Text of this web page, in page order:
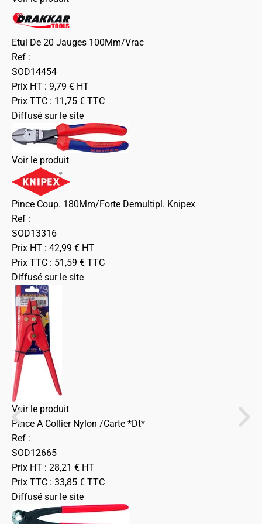
Etui De 20 Jauges 100Mm/Vrac
Ref :
SOD14454
Prix HT : 9,79 € HT
Prix TTC : 11,75 € TTC
Diffusé sur le site
Voir le produit
Pince Coup. 180Mm/Forte Demultipl. Knipex
Ref :
SOD13316
Prix HT : 42,99 € HT
Prix TTC : 51,59 € TTC
Diffusé sur le site
Voir le produit
Pince A Collier Nylon /Carte *Dt*
Ref :
SOD12665
Prix HT : 28,21 € HT
Prix TTC : 33,85 € TTC
Diffusé sur le site